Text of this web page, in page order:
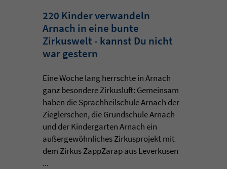
220 Kinder verwandeln
Arnach in eine bunte
Zirkuswelt - kannst Du nicht
war gestern
Eine Woche lang herrschte in Arnach
ganz besondere Zirkusluft: Gemeinsam
haben die Sprachheilschule Arnach der
Zieglerschen, die Grundschule Arnach
und der Kindergarten Arnach ein
außergewöhnliches Zirkusprojekt mit
dem Zirkus ZappZarap aus Leverkusen
...